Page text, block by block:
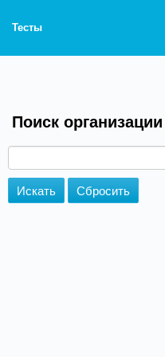
Тесты
Поиск организации